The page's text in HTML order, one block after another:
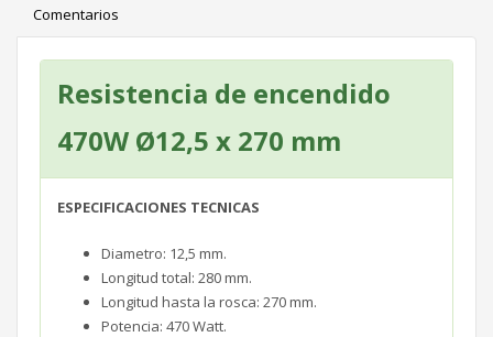
Comentarios
Resistencia de encendido
470W Ø12,5 x 270 mm
ESPECIFICACIONES TECNICAS
Diametro: 12,5 mm.
Longitud total: 280 mm.
Longitud hasta la rosca: 270 mm.
Potencia: 470 Watt.